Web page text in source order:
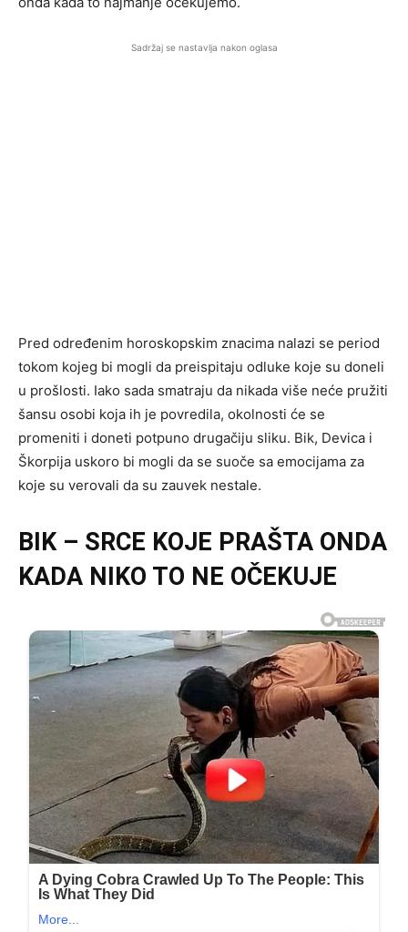
Sadržaj se nastavlja nakon oglasa
Pred određenim horoskopskim znacima nalazi se period
tokom kojeg bi mogli da preispitaju odluke koje su doneli
u prošlosti. Iako sada smatraju da nikada više neće pružiti
šansu osobi koja ih je povredila, okolnosti će se
promeniti i doneti potpuno drugačiju sliku. Bik, Devica i
Škorpija uskoro bi mogli da se suoče sa emocijama za
koje su verovali da su zauvek nestale.
BIK – SRCE KOJE PRAŠTA ONDA
KADA NIKO TO NE OČEKUJE